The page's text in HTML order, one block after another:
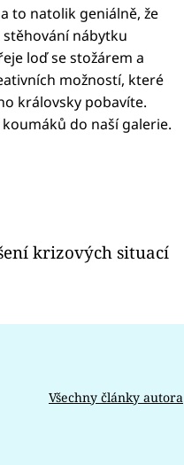
to natolik geniálně, že
nábytku
loď se stožárem a
možností, které
královsky pobavíte.
do naší galerie.
krizových situací
Všechny články autora